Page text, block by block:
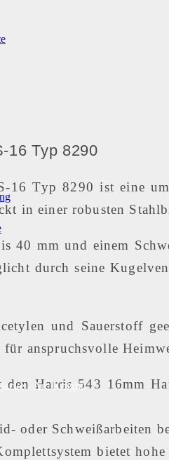
16 Typ 8290
16 Typ 8290 ist eine
in einer robusten
40 mm und einem
durch seine
und Sauerstoff
anspruchsvolle
den Harris 543 16mm
oder Schweißarbeiten
bietet